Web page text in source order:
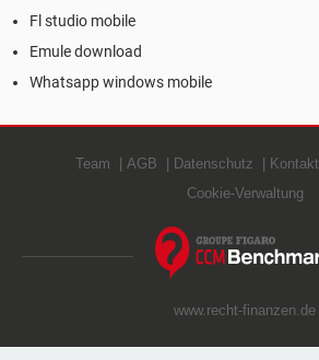
Fl studio mobile
Emule download
Whatsapp windows mobile
Team AGB Datenschutz Kontakt
Cookie-Verwaltung
www.recht-finanzen.de